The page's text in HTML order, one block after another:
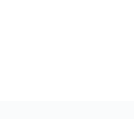
金：金本位和石油美元